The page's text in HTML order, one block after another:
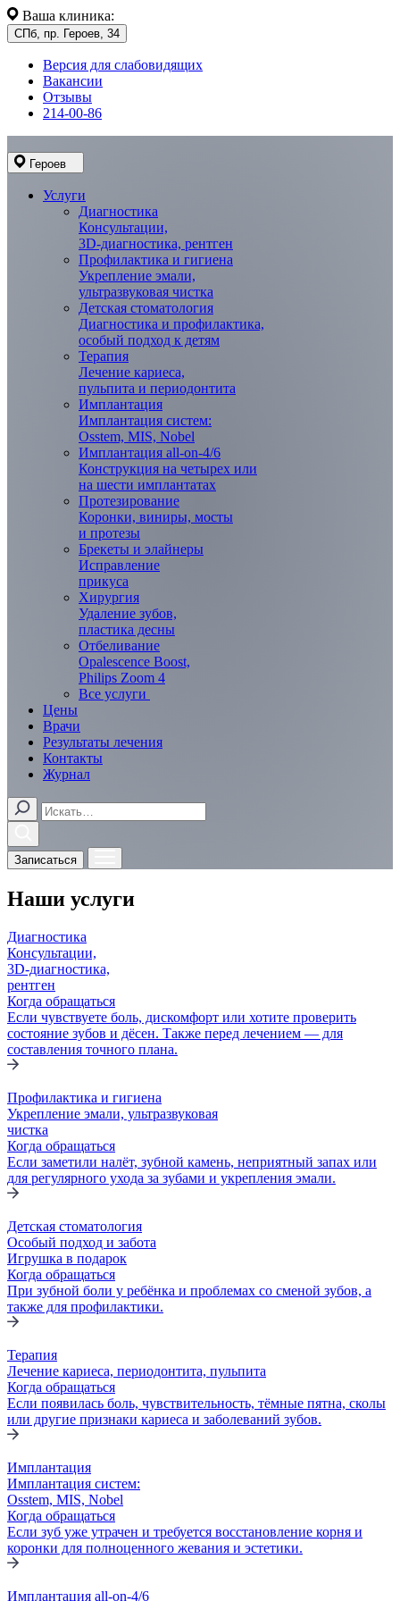
Ваша клиника:
СПб, пр. Героев, 34
Версия для слабовидящих
Вакансии
Отзывы
214-00-86
Героев
Услуги
Диагностика
Консультации,
3D-диагностика, рентген
Профилактика и гигиена
Укрепление эмали,
ультразвуковая чистка
Детская стоматология
Диагностика и профилактика,
особый подход к детям
Терапия
Лечение кариеса,
пульпита и периодонтита
Имплантация
Имплантация систем:
Osstem, MIS, Nobel
Имплантация all-on-4/6
Конструкция на четырех или
на шести имплантатах
Протезирование
Коронки, виниры, мосты
и протезы
Брекеты и элaйнеры
Исправление
прикуса
Хирургия
Удаление зубов,
пластика десны
Отбеливание
Opalescence Boost,
Philips Zoom 4
Все услуги
Цены
Врачи
Результаты лечения
Контакты
Журнал
Записаться
Наши услуги
Диагностика
Консультации,
3D-диагностика,
рентген
Когда обращаться
Если чувствуете боль, дискомфорт или хотите проверить
состояние зубов и дёсен. Также перед лечением — для
составления точного плана.
Профилактика и гигиена
Укрепление эмали, ультразвуковая
чистка
Когда обращаться
Если заметили налёт, зубной камень, неприятный запах или
для регулярного ухода за зубами и укрепления эмали.
Детская стоматология
Особый подход и забота
Игрушка в подарок
Когда обращаться
При зубной боли у ребёнка и проблемах со сменой зубов, а
также для профилактики.
Терапия
Лечение кариеса, периодонтита, пульпита
Когда обращаться
Если появилась боль, чувствительность, тёмные пятна, сколы
или другие признаки кариеса и заболеваний зубов.
Имплантация
Имплантация систем:
Osstem, MIS, Nobel
Когда обращаться
Если зуб уже утрачен и требуется восстановление корня и
коронки для полноценного жевания и эстетики.
Имплантация all-on-4/6